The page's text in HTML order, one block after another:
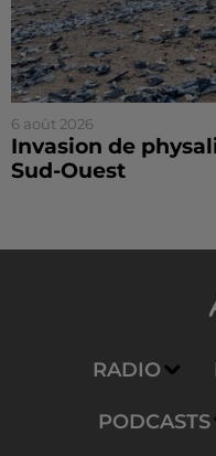
6 août 2026
Invasion de
Sud-Ouest
RADIO
PODCASTS